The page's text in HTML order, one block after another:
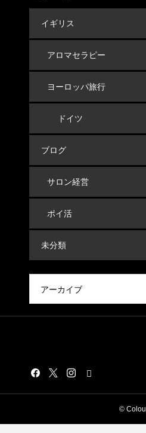
イギリス
アロマセラピー
ヨーロッパ旅行
ドイツ
ブログ
サロン経営
ポイ活
未分類
アーカイブ
©